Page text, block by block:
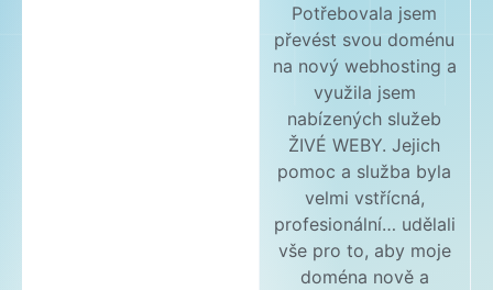
Potřebovala jsem
převést svou doménu
na nový webhosting a
využila jsem
nabízených služeb
ŽIVÉ WEBY. Jejich
pomoc a služba byla
velmi vstřícná,
profesionální… udělali
vše pro to, aby moje
doména nově a